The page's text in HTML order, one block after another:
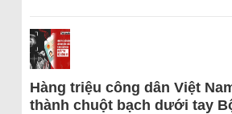
Hàng triệu công dân Việt
thành chuột bạch dưới tay